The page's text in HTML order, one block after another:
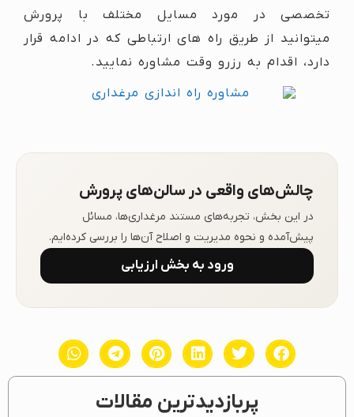
تخصصی در مورد مسایل مختلف با پرورش
میتوانید از طریق راه های ارتباطی که در ادامه قرار
دارد، اقدام به رزرو وقت مشاوره نمایید.
چالش‌های واقعی در سالن‌های پرورش
در این بخش، تجربه‌های مستند مرغداری‌ها، مسائل
پیش‌آمده و نحوه مدیریت و اصلاح آن‌ها را بررسی کرده‌ایم.
ورود به بخش ارزیابی
پربازدیدترین مقالات